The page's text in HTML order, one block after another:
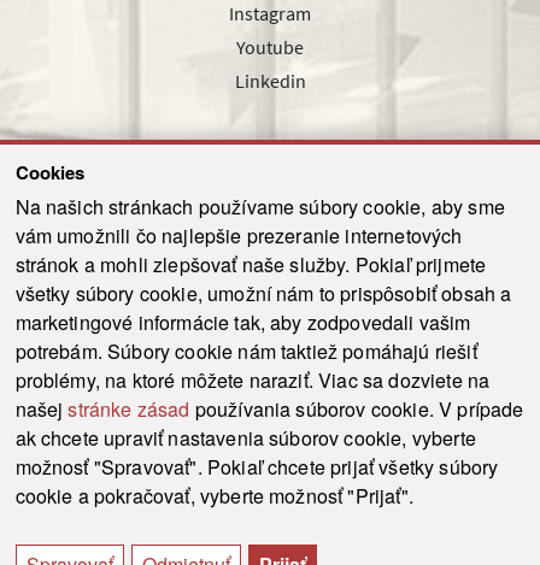
Cookies
Na našich stránkach používame súbory cookie, aby sme
vám umožnili čo najlepšie prezeranie internetových
stránok a mohli zlepšovať naše služby. Pokiaľ prijmete
všetky súbory cookie, umožní nám to prispôsobiť obsah a
marketingové informácie tak, aby zodpovedali vašim
potrebám. Súbory cookie nám taktiež pomáhajú riešiť
problémy, na ktoré môžete naraziť. Viac sa dozviete na
našejstránke zásad používania súborov cookie. V prípade
ak chcete upraviť nastavenia súborov cookie, vyberte
možnosť "Spravovať". Pokiaľ chcete prijať všetky súbory
cookie a pokračovať, vyberte možnosť "Prijať".
Instagram
Youtube
Linkedin
Odoslať
© 2021-2026 ku.sk. Všetky práva vyhradené. | Ochrana osobných údajov
Vyhlásenie o prístupnosti |
Admin
This site is protected by reCAPTCHA and the Google Privacy Policy and Terms of
Service
apply.